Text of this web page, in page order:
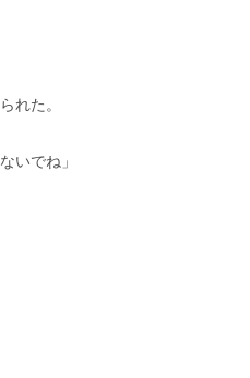
れた。
いでね」